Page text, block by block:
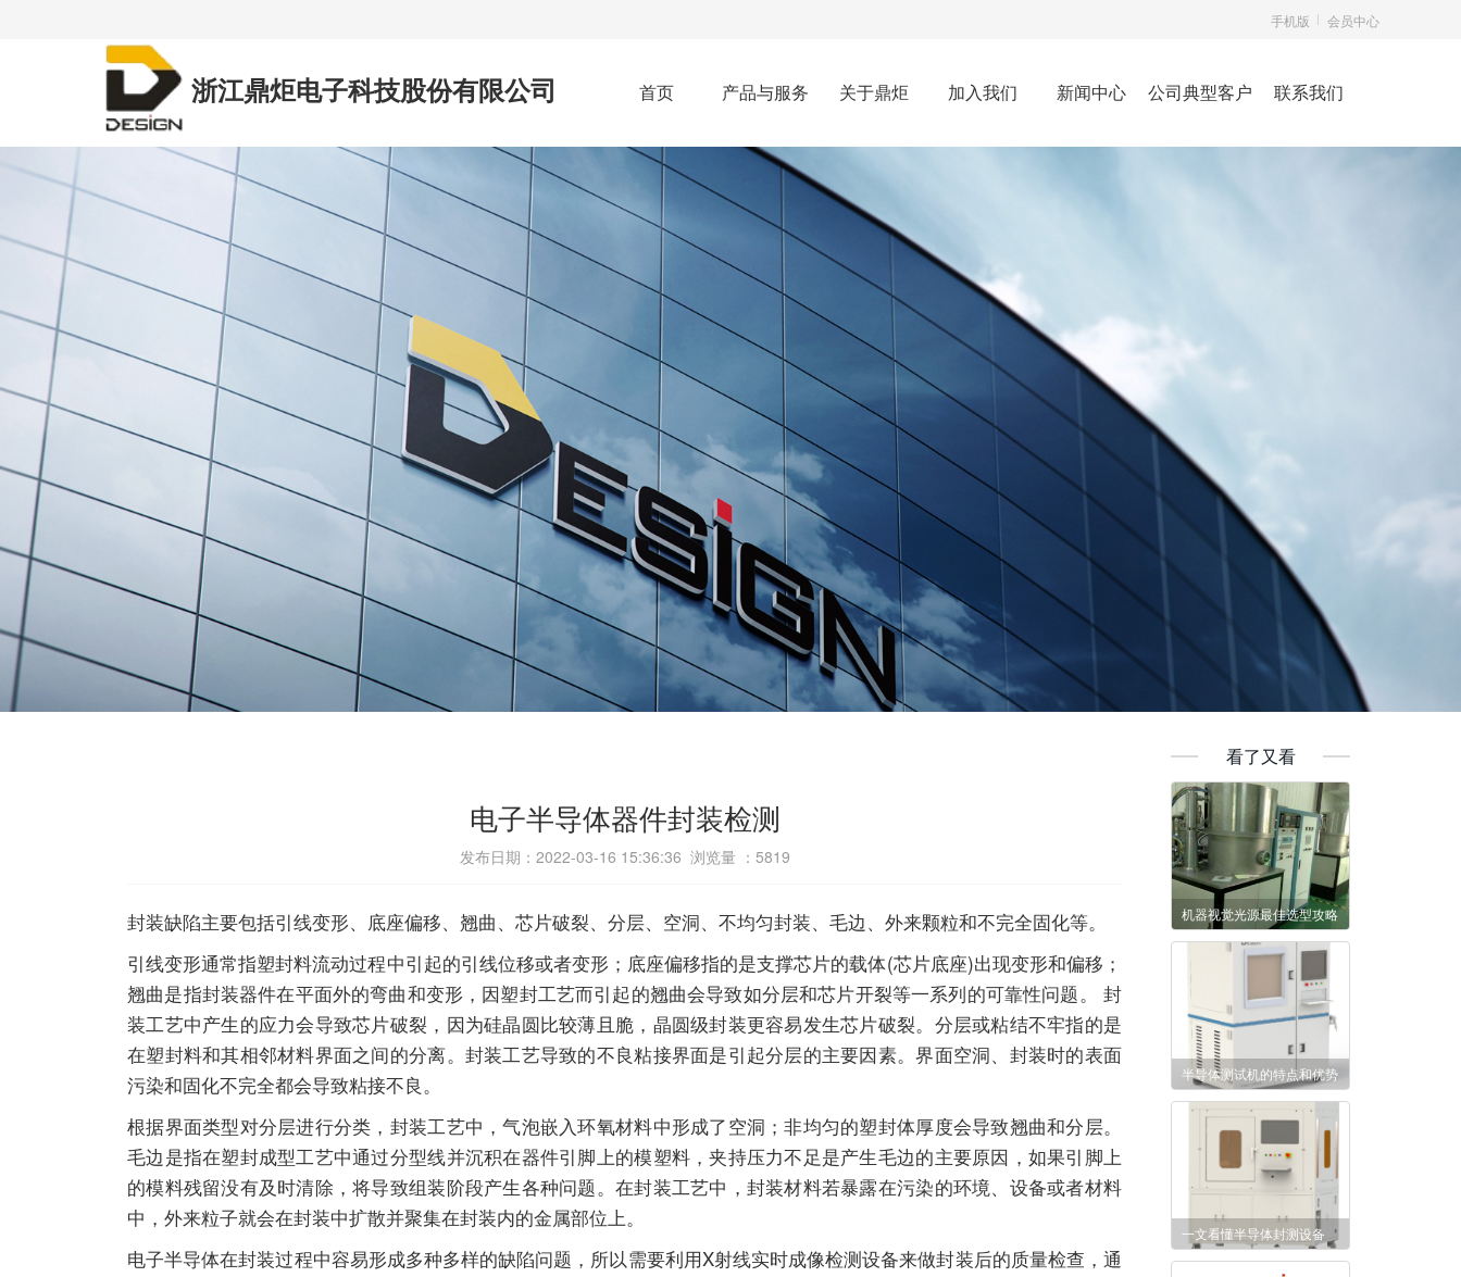
手机版 会员中心
首页 产品与服务 关于鼎炬 加入我们 新闻中心 公司典型客户 联系我们
浙江鼎炬电子科技股份有限公司
电子半导体器件封装检测
发布日期：2022-03-16 15:36:36 浏览量 ： 5819
封装缺陷主要包括引线变形、底座偏移、翘曲、芯片破裂、分层、空洞、不均匀封装、毛边、外来颗粒和不完全固化等。
引线变形通常指塑封料流动过程中引起的引线位移或者变形；底座偏移指的是支撑芯片的载体(芯片底座)出现变形和偏移；
翘曲是指封装器件在平面外的弯曲和变形，因塑封工艺而引起的翘曲会导致如分层和芯片开裂等一系列的可靠性问题。 封
装工艺中产生的应力会导致芯片破裂，因为硅晶圆比较薄且脆，晶圆级封装更容易发生芯片破裂。分层或粘结不牢指的是
在塑封料和其相邻材料界面之间的分离。封装工艺导致的不良粘接界面是引起分层的主要因素。界面空洞、封装时的表面
污染和固化不完全都会导致粘接不良。
根据界面类型对分层进行分类，封装工艺中，气泡嵌入环氧材料中形成了空洞；非均匀的塑封体厚度会导致翘曲和分层。
毛边是指在塑封成型工艺中通过分型线并沉积在器件引脚上的模塑料，夹持压力不足是产生毛边的主要原因，如果引脚上
的模料残留没有及时清除，将导致组装阶段产生各种问题。在封装工艺中，封装材料若暴露在污染的环境、设备或者材料
中，外来粒子就会在封装中扩散并聚集在封装内的金属部位上。
电子半导体在封装过程中容易形成多种多样的缺陷问题，所以需要利用X射线实时成像检测设备来做封装后的质量检查，通
看了又看
机器视觉光源最佳选型攻略
半导体测试机的特点和优势
一文看懂半导体封测设备